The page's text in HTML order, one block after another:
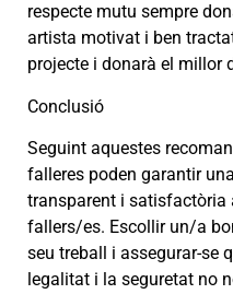
respecte mutu sempre
artista motivat i ben
projecte i donarà el millor
Conclusió
Seguint aquestes
falleres poden garantir
transparent i satisfactòria
fallers/es. Escollir un/a
seu treball i assegurar-se
legalitat i la seguretat no